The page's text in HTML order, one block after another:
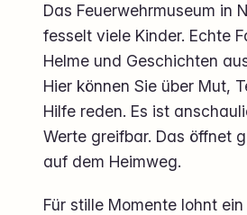
Das Feuerwehrmuseum in
fesselt viele Kinder. Echte
Helme und Geschichten
Hier können Sie über Mut,
Hilfe reden. Es ist
Werte greifbar. Das öffnet
auf dem Heimweg.
Für stille Momente lohnt